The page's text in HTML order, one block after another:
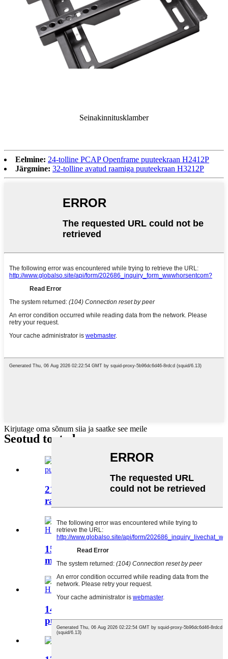
Seinakinnitusklamber
Eelmine: 24-tolline PCAP Openframe puuteekraan H2412P
Järgmine: 32-tolline avatud raamiga puuteekraan H3212P
Kirjutage oma sõnum siia ja saatke see meile
Seotud tooted
21,5-tolline klassikaline avatud
raamiga puuteekraan H2212P
15-tolline puutetundliku ekraaniga
monitor H1512P
14-tolline PCAP avatud raami
puuteekraan H1412P